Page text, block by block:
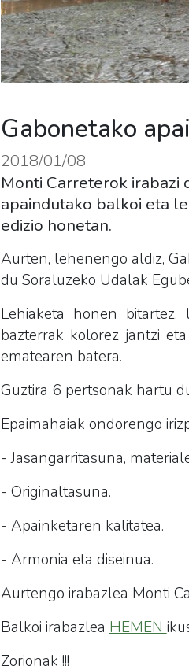
Gabonetako
2018/01/08
Monti Carreterok
apaindutako balkoi eta
edizio honetan.
Aurten, lehenengo aldiz,
du Soraluzeko Udalak
Lehiaketa honen
bazterrak kolorez jantzi
ematearen batera.
Guztira 6 pertsonak hartu
Epaimahaiak ondorengo
- Jasangarritasuna,
- Originaltasuna.
- Apainketaren kalitatea.
- Armonia eta diseinua.
Aurtengo irabazlea Monti
Balkoi irabazlea HEMEN
Zorionak !!!